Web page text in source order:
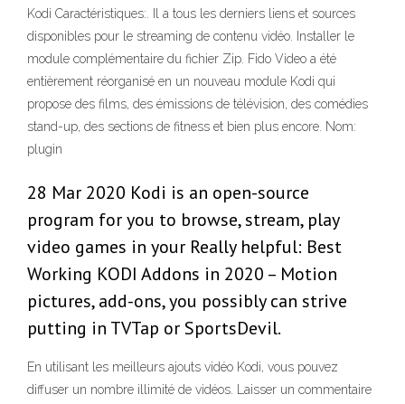
Kodi Caractéristiques:. Il a tous les derniers liens et sources
disponibles pour le streaming de contenu vidéo. Installer le
module complémentaire du fichier Zip. Fido Video a été
entièrement réorganisé en un nouveau module Kodi qui
propose des films, des émissions de télévision, des comédies
stand-up, des sections de fitness et bien plus encore. Nom:
plugin
28 Mar 2020 Kodi is an open-source
program for you to browse, stream, play
video games in your Really helpful: Best
Working KODI Addons in 2020 – Motion
pictures, add-ons, you possibly can strive
putting in TVTap or SportsDevil.
En utilisant les meilleurs ajouts vidéo Kodi, vous pouvez
diffuser un nombre illimité de vidéos. Laisser un commentaire